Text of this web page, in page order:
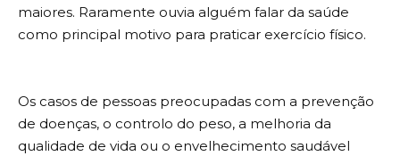
maiores. Raramente ouvia alguém falar da saúde
como principal motivo para praticar exercício físico.
Os casos de pessoas preocupadas com a prevenção
de doenças, o controlo do peso, a melhoria da
qualidade de vida ou o envelhecimento saudável